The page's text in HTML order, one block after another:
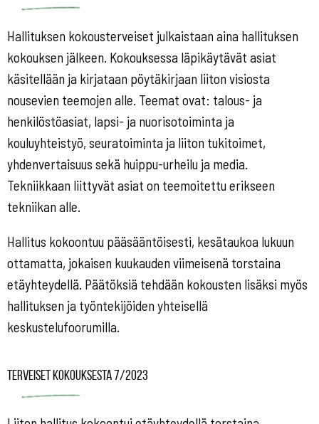
Hallituksen kokousterveiset julkaistaan aina hallituksen
kokouksen jälkeen. Kokouksessa läpikäytävät asiat
käsitellään ja kirjataan pöytäkirjaan liiton visiosta
nousevien teemojen alle. Teemat ovat: talous- ja
henkilöstöasiat, lapsi- ja nuorisotoiminta ja
kouluyhteistyö, seuratoiminta ja liiton tukitoimet,
yhdenvertaisuus sekä huippu-urheilu ja media.
Tekniikkaan liittyvät asiat on teemoitettu erikseen
tekniikan alle.
Hallitus kokoontuu pääsääntöisesti, kesätaukoa lukuun
ottamatta, jokaisen kuukauden viimeisenä torstaina
etäyhteydellä. Päätöksiä tehdään kokousten lisäksi myös
hallituksen ja työntekijöiden yhteisellä
keskustelufoorumilla.
Terveiset kokouksesta 7/2023